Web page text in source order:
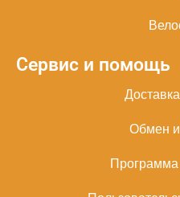
Сервис и помощь
Обмен
Программа